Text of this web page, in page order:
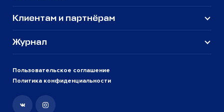
Пользовательское соглашение
Политика конфиденциальности
Клиентам и партнёрам
Журнал